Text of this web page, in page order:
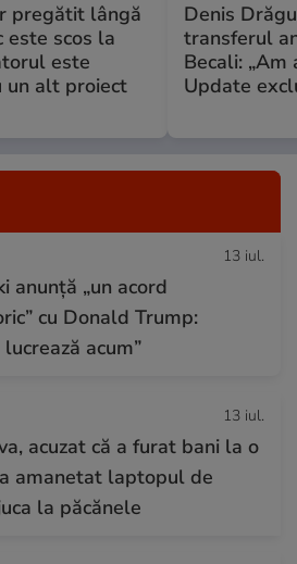
pregătit lângă
este scos la
este
un alt proiect
Denis
transferul
Becali: „Am
Update
13 iul.
anunță „un acord
cu Donald Trump:
acum”
13 iul.
acuzat că a furat bani la o
amanetat laptopul de
la păcănele